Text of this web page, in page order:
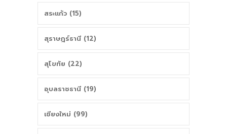
สระแก้ว (15)
สุราษฎร์ธานี (12)
สุโขทัย (22)
อุบลราชธานี (19)
เชียงใหม่ (99)